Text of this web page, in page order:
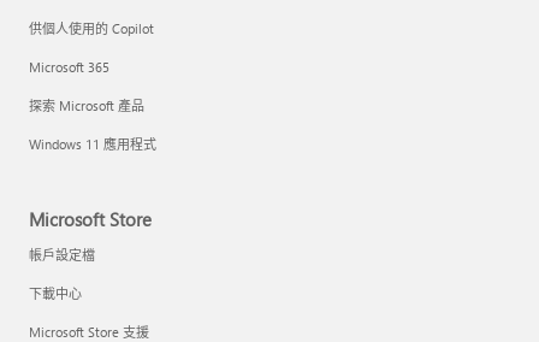
供個人使用的 Copilot
Microsoft 365
探索 Microsoft 產品
Windows 11 應用程式
Microsoft Store
帳戶設定檔
下載中心
Microsoft Store 支援